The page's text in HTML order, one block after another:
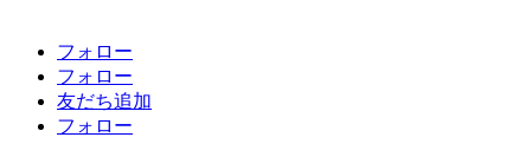
フォロー
フォロー
友だち追加
フォロー